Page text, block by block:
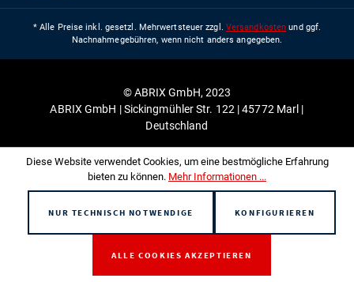
* Alle Preise inkl. gesetzl. Mehrwertsteuer zzgl. Versandkosten und ggf.
Nachnahmegebühren, wenn nicht anders angegeben.
© ABRIX GmbH, 2023
ABRIX GmbH | Sickingmühler Str. 122 | 45772 Marl |
Deutschland
Diese Website verwendet Cookies, um eine bestmögliche Erfahrung
bieten zu können. Mehr Informationen ...
NUR TECHNISCH NOTWENDIGE KONFIGURIEREN
ALLE COOKIES AKZEPTIEREN